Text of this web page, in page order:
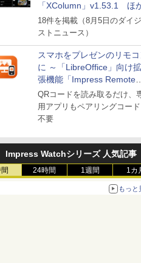
「XColumn」v1.53.1 ほ
18件を掲載（8月5日のダイ
ストニュース）
スマホをプレゼンのリモコ
に ～「LibreOffice」向け拡
張機能「Impress Remote」
が公開
QRコードを読み取るだけ、
用アプリもペアリングコード
不要
Impress Watchシリーズ 人気記事
24時間 1週間 1カ
もっと